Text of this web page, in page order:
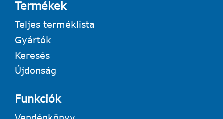
Termékek
Teljes terméklista
Gyártók
Keresés
Újdonság
Funkciók